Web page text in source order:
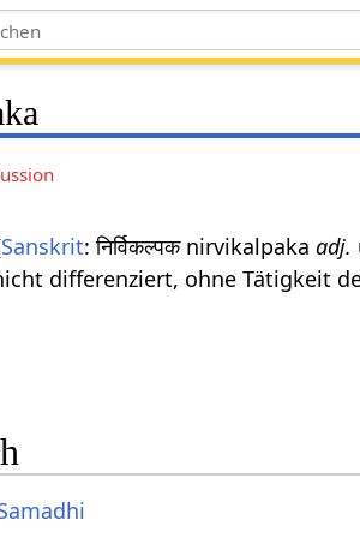
Sanskrit: निर्विकल्पक nirvikalpakaadj.
differenziert, ohne Tätigkeit